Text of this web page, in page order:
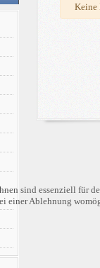
Keine
sind essenziell für
einer Ablehnung